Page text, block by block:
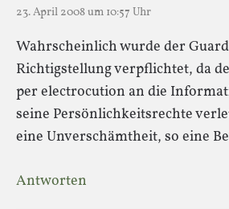
23. April 2008 um 10:57 Uhr
Wahrscheinlich wurde der
Richtigstellung verpflichtet, da
per electrocution an die
seine Persönlichkeitsrechte
eine Unverschämtheit, so eine
Antworten